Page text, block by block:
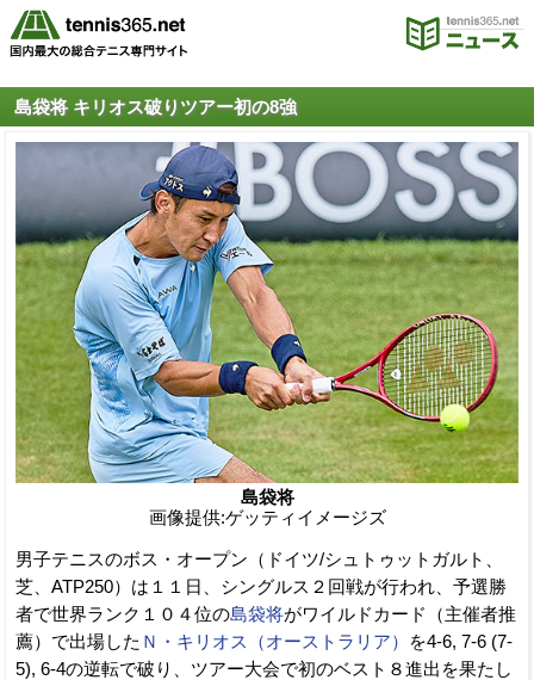
島袋将 キリオス破りツアー初の8強
島袋将
画像提供:ゲッティイメージズ
男子テニスのボス・オープン（ドイツ/シュトゥットガルト、
芝、ATP250）は１１日、シングルス２回戦が行われ、予選勝
者で世界ランク１０４位の島袋将がワイルドカード（主催者推
薦）で出場した Ｎ・キリオス（オーストラリア）
を4-6, 7-6 (7-
5), 6-4の逆転で破り、ツアー大会で初のベスト８進出を果たし